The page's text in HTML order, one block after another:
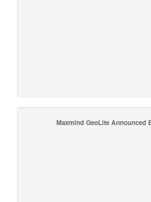
Maxmind GeoLite Announced